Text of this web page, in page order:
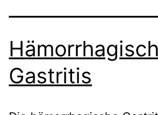
Gastritis